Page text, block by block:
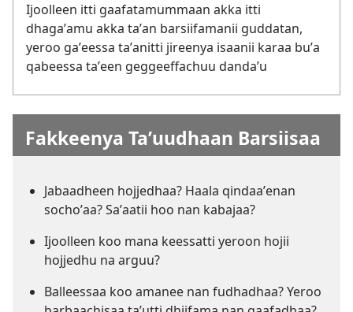
Ijoolleen itti gaafatamummaan akka itti
dhagaʼamu akka taʼan barsiifamanii guddatan,
yeroo gaʼeessa taʼanitti jireenya isaanii karaa buʼa
qabeessa taʼeen geggeeffachuu dandaʼu
Fakkeenya Taʼuudhaan Barsiisaa
Jabaadheen hojjedhaa? Haala qindaaʼenan
sochoʼaa? Saʼaatii hoo nan kabajaa?
Ijoolleen koo mana keessatti yeroon hojii
hojjedhu na arguu?
Balleessaa koo amanee nan fudhadhaa? Yeroo